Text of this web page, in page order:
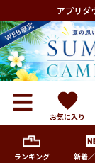
アプリダ
お気に入り
ランキング 新着